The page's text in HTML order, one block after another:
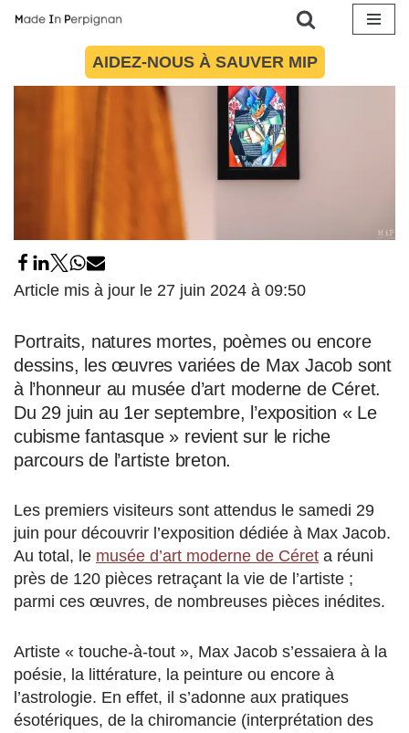
AIDEZ-NOUS À SAUVER MIP
Article mis à jour le 27 juin 2024 à 09:50
Portraits, natures mortes, poèmes ou encore
dessins, les œuvres variées de Max Jacob sont
à l’honneur au musée d’art moderne de Céret.
Du 29 juin au 1er septembre, l’exposition « Le
cubisme fantasque » revient sur le riche
parcours de l’artiste breton.
Les premiers visiteurs sont attendus le samedi 29
juin pour découvrir l’exposition dédiée à Max Jacob.
Au total, le musée d’art moderne de Céret a réuni
près de 120 pièces retraçant la vie de l’artiste ;
parmi ces œuvres, de nombreuses pièces inédites.
Artiste « touche-à-tout », Max Jacob s’essaiera à la
poésie, la littérature, la peinture ou encore à
l’astrologie. En effet, il s’adonne aux pratiques
ésotériques, de la chiromancie (interprétation des